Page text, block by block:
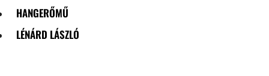
HANGERŐMŰ
LÉNÁRD LÁSZLÓ